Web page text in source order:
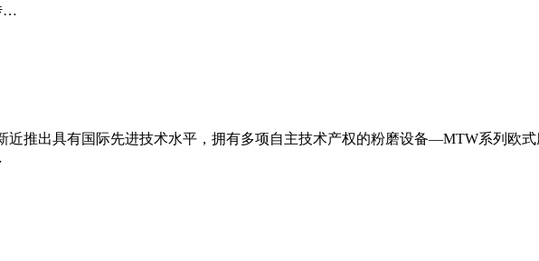
…
近推出具有国际先进技术水平，拥有多项自主技术产权的粉磨设备—MTW系列欧